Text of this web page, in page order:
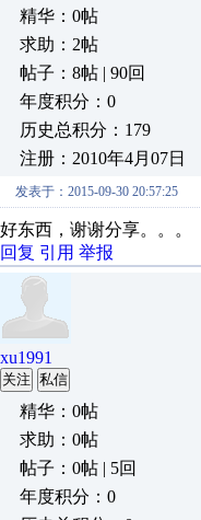
精华：0帖
求助：2帖
帖子：8帖 | 90回
年度积分：0
历史总积分：179
注册：2010年4月07日
发表于：2015-09-30 20:57:25
好东西，谢谢分享。。。
回复 引用 举报
xu1991
关注 私信
精华：0帖
求助：0帖
帖子：0帖 | 5回
年度积分：0